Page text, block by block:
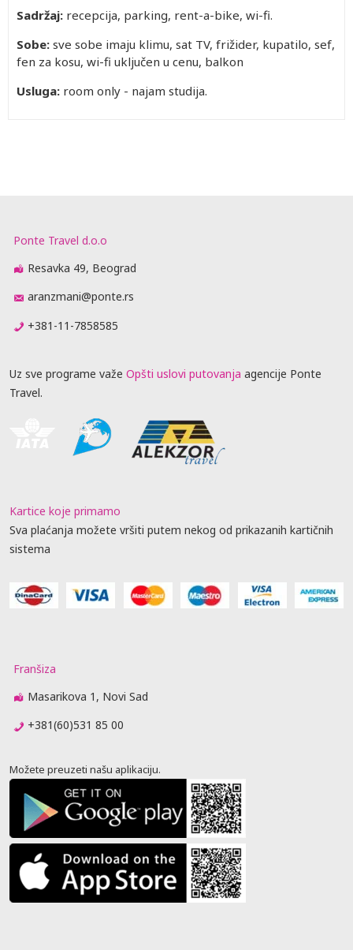
Sadržaj: recepcija, parking, rent-a-bike, wi-fi.
Sobe: sve sobe imaju klimu, sat TV, frižider, kupatilo, sef,
fen za kosu, wi-fi uključen u cenu, balkon
Usluga: room only - najam studija.
Ponte Travel d.o.o
Resavka 49, Beograd
aranzmani@ponte.rs
+381-11-7858585
Uz sve programe važe Opšti uslovi putovanja agencije Ponte
Travel.
Kartice koje primamo
Sva plaćanja možete vršiti putem nekog od prikazanih kartičnih
sistema
Franšiza
Masarikova 1, Novi Sad
+381(60)531 85 00
Možete preuzeti našu aplikaciju.